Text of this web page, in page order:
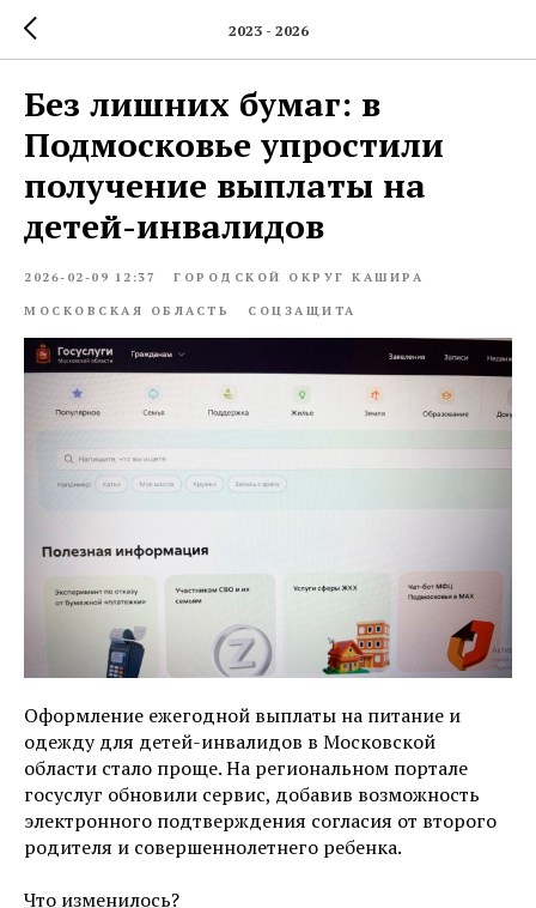
2023 - 2026
Без лишних бумаг: в
Подмосковье упростили
получение выплаты на
детей-инвалидов
2026-02-09 12:37 ГОРОДСКОЙ ОКРУГ КАШИРА
МОСКОВСКАЯ ОБЛАСТЬ СОЦЗАЩИТА
Оформление ежегодной выплаты на питание и
одежду для детей-инвалидов в Московской
области стало проще. На региональном портале
госуслуг обновили сервис, добавив возможность
электронного подтверждения согласия от второго
родителя и совершеннолетнего ребенка.
Что изменилось?